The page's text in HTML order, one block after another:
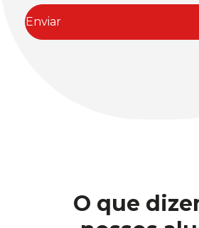
Enviar
O que